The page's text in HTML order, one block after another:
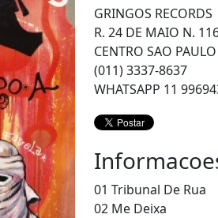
GRINGOS RECORDS
R. 24 DE MAIO N.
CENTRO SAO
(011) 3337-8637
WHATSAPP 11
01 Tribunal De Rua
02 Me Deixa